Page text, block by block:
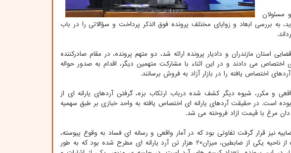
مسئولان
به بررسی ابعاد و زوایای مختلف پرونده فوق الذکر پرداخت و سؤالاتی را در باب
استان مازندران و دادیار پرونده ارائه شد، دو متهم پرونده، در مقام صادرکننده
می دادند و در این اثناء با مشارکت متهمین دیگر، اقدام به صدور حواله
اختصاص یافته را در بازار آزاد به فروش برسانند.
و مکرر، شیوه دیگر کشف شده درباب ارتکاب بزه، گرفتن آردهای یارانه ای از
است. در حقیقت آردهای یارانه ای اختصاص یافته به واحد خبازی بر طبق سهمیه
مرغ با قیمت ازاد فروخته می شد.
نیز قرار گرفت تفاوتی بود که در آمار واقعی و رسانه ایِ فساد به وقوع پیوسته،
وجود داشت؛ در گزارشات رسانه ای ناظر بر این فساد، به اشتباه از ناحیه یکی از ضابطین، میزان۲۰ هزار تن آرد یارانه ای مطرح شده بود که به طور